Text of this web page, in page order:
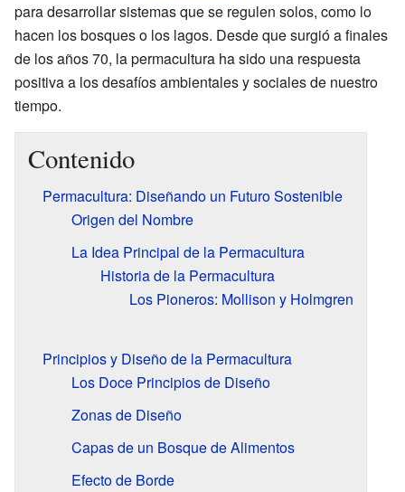
para desarrollar sistemas que se regulen solos, como lo
hacen los bosques o los lagos. Desde que surgió a finales
de los años 70, la permacultura ha sido una respuesta
positiva a los desafíos ambientales y sociales de nuestro
tiempo.
Contenido
Permacultura: Diseñando un Futuro Sostenible
Origen del Nombre
La Idea Principal de la Permacultura
Historia de la Permacultura
Los Pioneros: Mollison y Holmgren
Principios y Diseño de la Permacultura
Los Doce Principios de Diseño
Zonas de Diseño
Capas de un Bosque de Alimentos
Efecto de Borde